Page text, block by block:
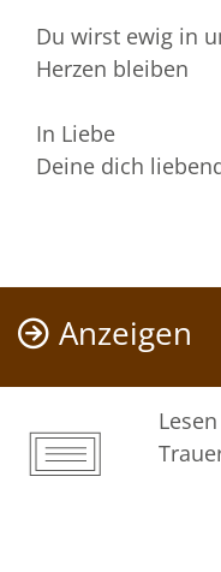
Du wirst ewig in
Herzen bleiben
In Liebe
Deine dich
Anzeigen